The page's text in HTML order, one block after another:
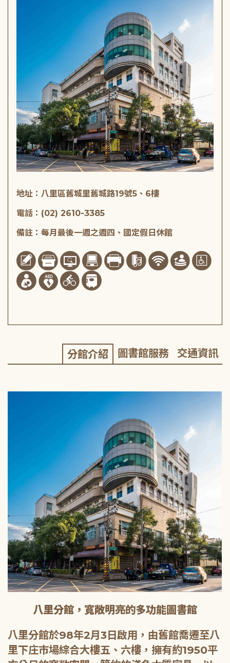
地址：八里區舊城里舊城路19號5、6樓
電話：(02) 2610-3385
備註：每月最後一週之週四、國定假日休館
分館介紹 圖書館服務 交通資訊
八里分館，寬敞明亮的多功能圖書館
八里分館於98年2月3日啟用，由舊館喬遷至八
里下庄市場綜合大樓五、六樓，擁有約1950平